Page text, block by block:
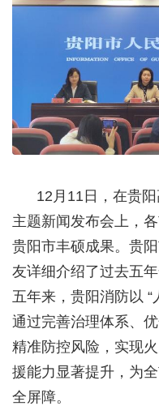
12月11日，在贵阳
主题新闻发布会上，
贵阳市丰硕成果。 贵
友详细介绍了过去五
五年来，贵阳消防以 “
通过完善治理体系、
精准防控风险，实现
援能力显著提升，为
全屏障。